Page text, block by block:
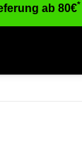
ab 80€*